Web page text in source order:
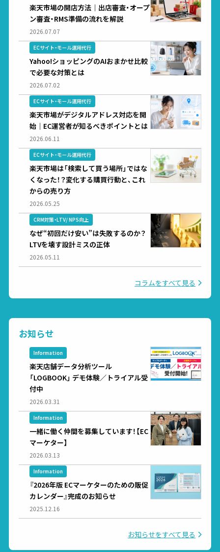
楽天市場の開店方法｜出店審査・オープ
ン審査・RMS準備の流れを解説
2026.07.07
ECサイト・モール運用代行
Yahoo!ショッピングのAIおまかせ比較
で必要な対策とは
2026.07.02
ECサイト・モール運用代行
楽天市場がデジタルアドレス対応を開
始｜EC運営者が知るべきポイントとは
2026.06.11
ECサイト・モール運用代行
楽天市場は「検索して買う場所」ではな
くなった！？変化する購買行動と、これ
からの売り方
2026.05.25
CRM対策・LTV/ NPS向上
なぜ“初回だけ安い”は失敗するのか？
LTVを壊す設計ミスの正体
2026.05.11
コラムをすべて見る
お知らせ
Information
楽天店舗データ分析ツール
「LOGBOOK」 デモ体験／トライアル受
付中
2026.03.31
Information
一緒に働く仲間を募集しています！【EC
マーケター】
2026.03.13
Information
『2026年版 ECマーケターのための販促
カレンダー』完成のお知らせ
2025.12.16
お知らせをすべて見る